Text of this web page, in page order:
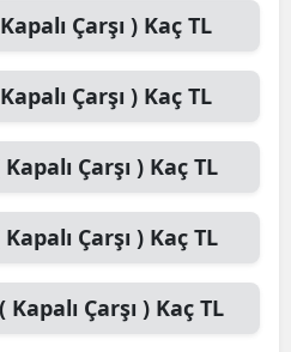
Çarşı ) Kaç TL
Çarşı ) Kaç TL
Çarşı ) Kaç TL
Çarşı ) Kaç TL
Çarşı ) Kaç TL